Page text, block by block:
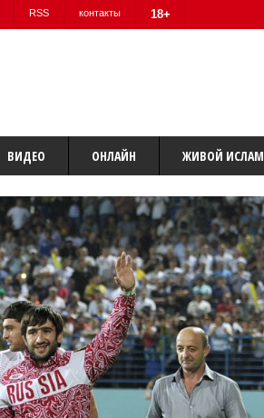
RSS контакты 18+
ВИДЕО ОНЛАЙН ЖИВОЙ ИСЛАМ